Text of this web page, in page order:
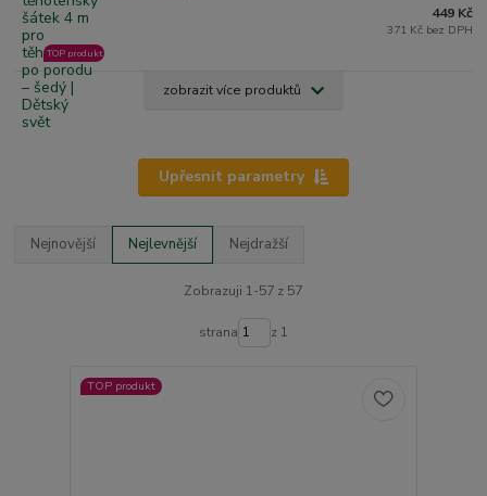
TOP produkt
449 Kč
371 Kč bez DPH
zobrazit více produktů
Upřesnit parametry
Nejnovější Nejlevnější Nejdražší
Zobrazuji 1-57 z 57
strana z 1
TOP produkt